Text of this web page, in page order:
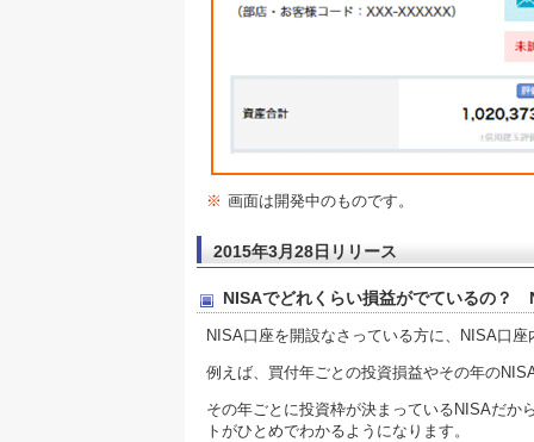
※ 画面は開発中のものです。
2015年3月28日リリース
NISAでどれくらい損益がでているの？
NISA口座を開設なさっている方に、NISA口
例えば、買付年ごとの投資損益やその年の
その年ごとに投資枠が決まっているNISAだか
トがひとめでわかるようになります。